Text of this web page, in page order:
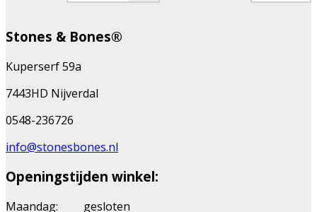
Stones & Bones®
Kuperserf 59a
7443HD Nijverdal
0548-236726
info@stonesbones.nl
Openingstijden winkel:
Maandag: gesloten